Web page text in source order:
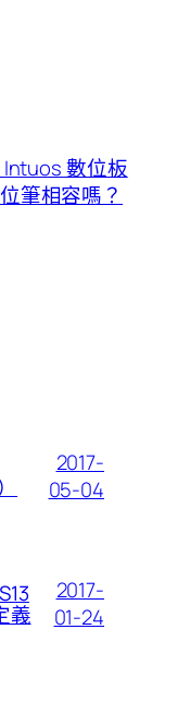
Intuos 數位板
筆相容嗎？
2017-
05-04
義
2017-
01-24